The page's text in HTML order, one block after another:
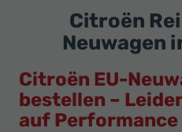
Neuwagen
Jahreswagen
und
Gebrauchtwagen
zu
Citroën
Neuwagen
Citroën EU-
bestellen –
auf Performance